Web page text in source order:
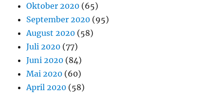
Oktober 2020 (65)
September 2020 (95)
August 2020 (58)
Juli 2020 (77)
Juni 2020 (84)
Mai 2020 (60)
April 2020 (58)